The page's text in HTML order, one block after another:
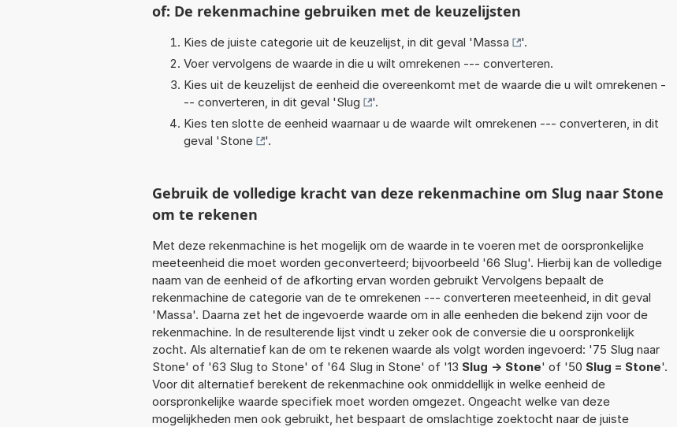
of: De rekenmachine gebruiken met de keuzelijsten
Kies de juiste categorie uit de keuzelijst, in dit geval 'Massa
'.
Voer vervolgens de waarde in die u wilt omrekenen --- converteren.
Kies uit de keuzelijst de eenheid die overeenkomt met de waarde die u wilt omrekenen -
-- converteren, in dit geval 'Slug
'.
Kies ten slotte de eenheid waarnaar u de waarde wilt omrekenen --- converteren, in dit
geval 'Stone '.
Gebruik de volledige kracht van deze rekenmachine om Slug naar Stone
om te rekenen
Met deze rekenmachine is het mogelijk om de waarde in te voeren met de oorspronkelijke
meeteenheid die moet worden geconverteerd; bijvoorbeeld '66 Slug'. Hierbij kan de volledige
naam van de eenheid of de afkorting ervan worden gebruikt Vervolgens bepaalt de
rekenmachine de categorie van de te omrekenen --- converteren meeteenheid, in dit geval
'Massa'. Daarna zet het de ingevoerde waarde om in alle eenheden die bekend zijn voor de
rekenmachine. In de resulterende lijst vindt u zeker ook de conversie die u oorspronkelijk
zocht. Als alternatief kan de om te rekenen waarde als volgt worden ingevoerd: '75 Slug naar
Stone' of '63 Slug to Stone' of '64 Slug in Stone' of '13 Slug -> Stone' of '50 Slug = Stone'.
Voor dit alternatief berekent de rekenmachine ook onmiddellijk in welke eenheid de
oorspronkelijke waarde specifiek moet worden omgezet. Ongeacht welke van deze
mogelijkheden men ook gebruikt, het bespaart de omslachtige zoektocht naar de juiste